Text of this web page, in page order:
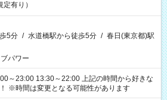
有り）
5分 / 水道橋駅から徒歩5分 / 春日(東京都)駅
パワー
13:30～22:00 上記の時間から好きな
※時間は変更となる可能性があります